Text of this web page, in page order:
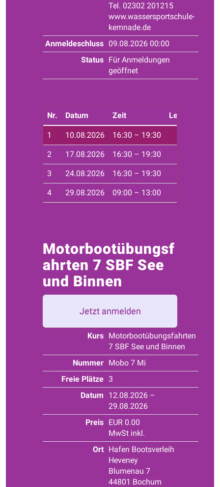
Tel. 02302 201215
www.wassersportschule-
kemnade.de
Anmeldeschluss 09.08.2026 00:00
Status Für Anmeldungen
geöffnet
Nr.
Datum Zeit Leiter*in
1 10.08.2026 16:30 – 19:30
2 17.08.2026 16:30 – 19:30
3 24.08.2026 16:30 – 19:30
4 29.08.2026 09:00 – 13:00
Motorbootübungsf
ahrten 7 SBF See
und Binnen
Jetzt anmelden
Kurs Motorbootübungsfahrten
7 SBF See und Binnen
Nummer Mobo 7 Mi
Freie Plätze 3
Datum
12.08.2026 –
29.08.2026
Preis EUR 0.00
MwSt inkl.
Ort Hafen Bootsverleih
Heveney
Blumenau 7
44801 Bochum